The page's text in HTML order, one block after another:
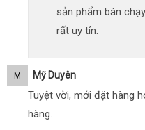
sản phẩm bán
rất uy tín.
M Mỹ Duyên
Tuyệt vời, mới đặt hàng
hàng.